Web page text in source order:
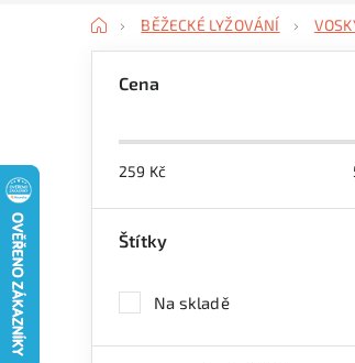
DomůBĚŽECKÉ LYŽOVÁNÍ
Cena
259 Kč
Štítky
Na skladě